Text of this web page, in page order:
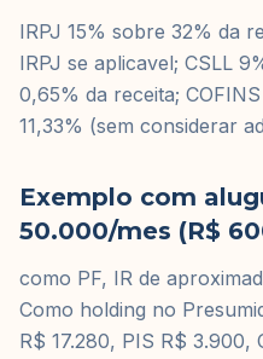
IRPJ 15% sobre 32% da
IRPJ se aplicavel; CSLL
0,65% da receita;
11,33% (sem considerar
Exemplo com
50.000/mes (R$
como PF, IR de
Como holding no
R$ 17.280, PIS R$ 3.900,